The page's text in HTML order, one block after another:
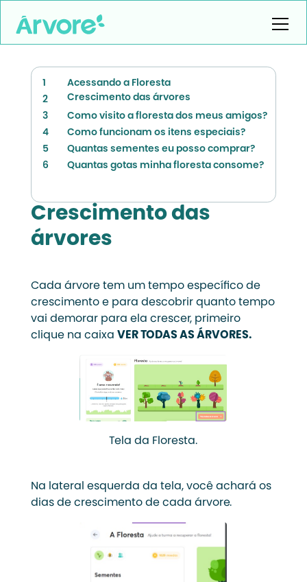
Crescimento das
árvores
Cada árvore tem um tempo específico de
crescimento e para descobrir quanto tempo
vai demorar para ela crescer, primeiro
clique na caixa VER TODAS AS ÁRVORES.
Tela da Floresta.
Na lateral esquerda da tela, você achará os
dias de crescimento de cada árvore.
1
Acessando a Floresta
2
Crescimento das árvores
3
Como visito a floresta dos meus amigos?
4
Como funcionam os itens especiais?
5
Quantas sementes eu posso comprar?
6
Quantas gotas minha floresta consome?